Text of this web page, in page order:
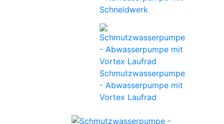
Schneidwerk
Schmutzwasserpumpe
- Abwasserpumpe mit
Vortex Laufrad